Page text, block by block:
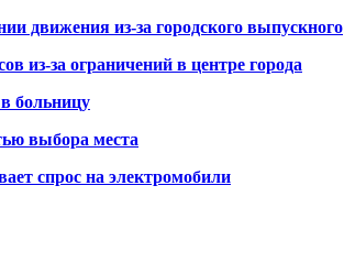
движения из-за городского выпускного
из-за ограничений в центре города
больницу
выбора места
спрос на электромобили